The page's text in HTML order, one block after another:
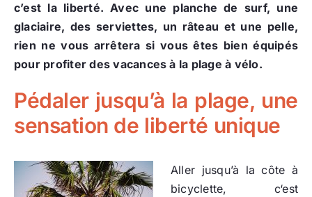
c’est la liberté. Avec une planche de surf, une
glaciaire, des serviettes, un râteau et une pelle,
rien ne vous arrêtera si vous êtes bien équipés
pour profiter des vacances à la plage à vélo.
Pédaler jusqu’à la plage, une
sensation de liberté unique
Aller jusqu’à la côte à
bicyclette, c‘est